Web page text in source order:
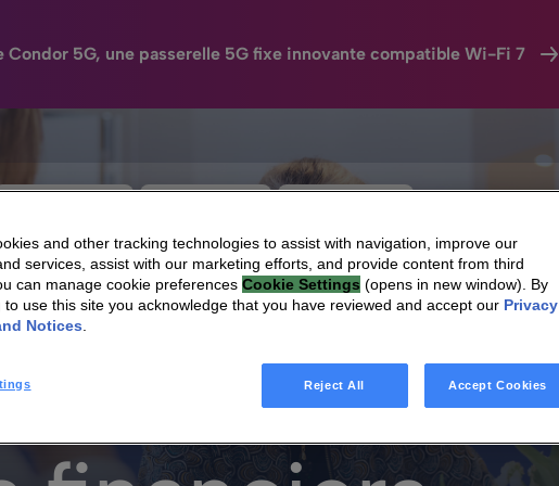
Condor 5G, une passerelle 5G fixe innovante compatible Wi-Fi 7
and other tracking technologies to assist with navigation, improve our
services, assist with our marketing efforts, and provide content from third
can manage cookie preferences Cookie Settings (opens in new window). By
to use this site you acknowledge that you have reviewed and accept our Privacy
Notices
Reject All Accept Cookies